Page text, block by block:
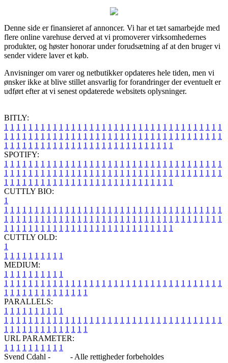
Denne side er finansieret af annoncer. Vi har et tæt samarbejde med
flere online varehuse derved at vi promoverer virksomhedernes
produkter, og høster honorar under forudsætning af at den bruger vi
sender videre laver et køb.
Anvisninger om varer og netbutikker opdateres hele tiden, men vi
ønsker ikke at blive stillet ansvarlig for forandringer der eventuelt er
udført efter at vi senest opdaterede websitets oplysninger.
BITLY:
1 1 1 1 1 1 1 1 1 1 1 1 1 1 1 1 1 1 1 1 1 1 1 1 1 1 1 1 1 1 1 1 1 1 1 1
1 1 1 1 1 1 1 1 1 1 1 1 1 1 1 1 1 1 1 1 1 1 1 1 1 1 1 1 1 1 1 1 1 1 1 1
1 1 1 1 1 1 1 1 1 1 1 1 1 1 1 1 1 1 1 1 1 1 1 1 1 1 1 1
SPOTIFY:
1 1 1 1 1 1 1 1 1 1 1 1 1 1 1 1 1 1 1 1 1 1 1 1 1 1 1 1 1 1 1 1 1 1 1 1
1 1 1 1 1 1 1 1 1 1 1 1 1 1 1 1 1 1 1 1 1 1 1 1 1 1 1 1 1 1 1 1 1 1 1 1
1 1 1 1 1 1 1 1 1 1 1 1 1 1 1 1 1 1 1 1 1 1 1 1 1 1 1 1
CUTTLY BIO:
1
1 1 1 1 1 1 1 1 1 1 1 1 1 1 1 1 1 1 1 1 1 1 1 1 1 1 1 1 1 1 1 1 1 1 1 1
1 1 1 1 1 1 1 1 1 1 1 1 1 1 1 1 1 1 1 1 1 1 1 1 1 1 1 1 1 1 1 1 1 1 1 1
1 1 1 1 1 1 1 1 1 1 1 1 1 1 1 1 1 1 1 1 1 1 1 1 1 1 1 1
CUTTLY OLD:
1
1 1 1 1 1 1 1 1 1 1
MEDIUM:
1 1 1 1 1 1 1 1 1 1
1 1 1 1 1 1 1 1 1 1 1 1 1 1 1 1 1 1 1 1 1 1 1 1 1 1 1 1 1 1 1 1 1 1 1 1
1 1 1 1 1 1 1 1 1 1 1 1 1 1
PARALLELS:
1 1 1 1 1 1 1 1 1 1
1 1 1 1 1 1 1 1 1 1 1 1 1 1 1 1 1 1 1 1 1 1 1 1 1 1 1 1 1 1 1 1 1 1 1 1
1 1 1 1 1 1 1 1 1 1 1 1 1 1
URL PARAMETER:
1 1 1 1 1 1 1 1 1 1
Svend Cdahl -
- Alle rettigheder forbeholdes